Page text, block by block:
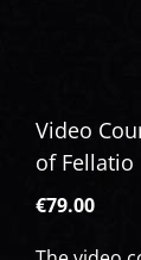
Video
of Fellatio
€79.00